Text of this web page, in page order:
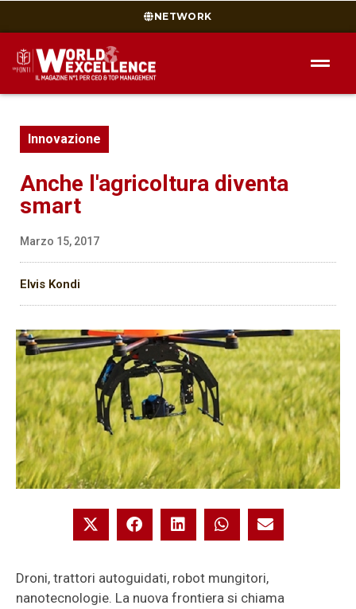
NETWORK
Innovazione
Anche l'agricoltura diventa
smart
Marzo 15, 2017
Elvis Kondi
Droni, trattori autoguidati, robot mungitori,
nanotecnologie. La nuova frontiera si chiama